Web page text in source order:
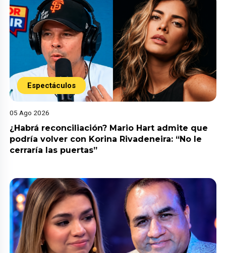
Espectáculos
05 Ago 2026
¿Habrá reconciliación? Mario Hart admite que
podría volver con Korina Rivadeneira: “No le
cerraría las puertas”